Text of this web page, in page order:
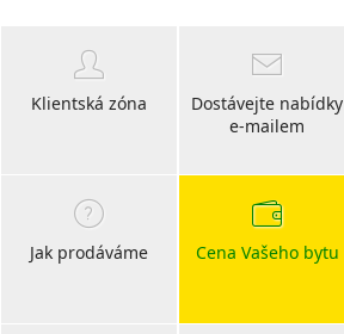
Klientská zóna
Dostávejte nabídky
e-mailem
Jak prodáváme Cena Vašeho bytu